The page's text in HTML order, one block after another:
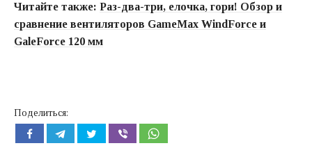
Читайте также: Раз-два-три, елочка, гори! Обзор и
сравнение вентиляторов GameMax WindForce и
GaleForce 120 мм
Поделиться: